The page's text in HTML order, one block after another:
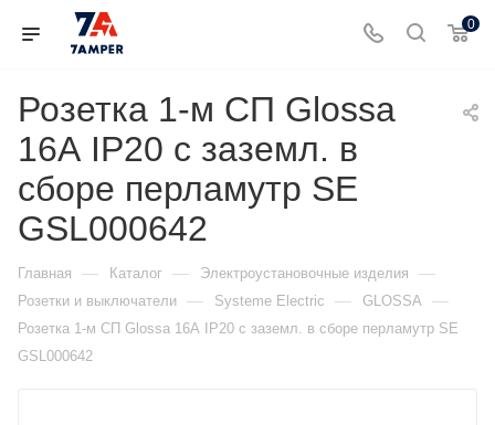
0
Розетка 1-м СП Glossa
16А IP20 с заземл. в
сборе перламутр SE
GSL000642
Главная — Каталог — Электроустановочные изделия —
Розетки и выключатели — Systeme Electric — GLOSSA —
Розетка 1-м СП Glossa 16А IP20 с заземл. в сборе перламутр SE
GSL000642